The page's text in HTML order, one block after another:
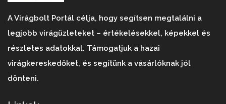
A Virágbolt Portál célja, hogy segítsen megtalálni a
legjobb virágüzleteket – értékelésekkel, képekkel és
részletes adatokkal. Támogatjuk a hazai
virágkereskedőket, és segítünk a vásárlóknak jól
dönteni.